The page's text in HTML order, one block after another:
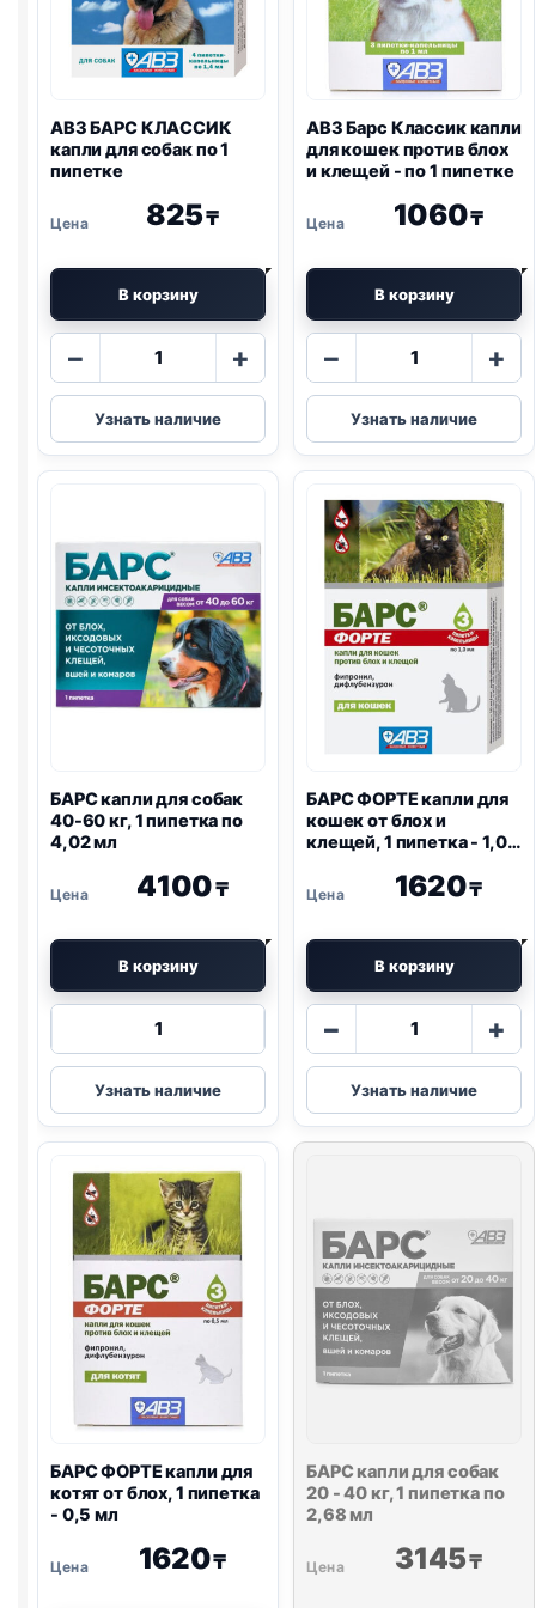
мл
АВЗ БАРС КЛАССИК
капли для собак по 1
пипетке
825₸
В корзину
−
Количество
АВЗ
БАРС
КЛАССИК
собак
по
1
пипетке
+
Узнать наличие
АВЗ Барс Классик капли
для кошек против блох
и клещей - по 1 пипетке
1060₸
В корзину
−
Количество
АВЗ
Барс
Классик
для
кошек
против
блох
и
клещей
1
пипетке
+
Узнать наличие
БАРС капли для собак
40-60 кг, 1 пипетка по
4,02 мл
4100₸
В корзину
Количество
БАРС
капли
для
40-
60
кг,
1
пипетка
по
Узнать наличие
БАРС ФОРТЕ капли для
кошек от блох и
клещей, 1 пипетка - 1,0
1620₸
В корзину
−
Количество
БАРС
ФОРТЕ
капли
блох
и
клещей,
пипетка
+
Узнать наличие
БАРС ФОРТЕ капли для
котят от блох, 1 пипетка
- 0,5 мл
1620₸
БАРС капли для собак
20 - 40 кг, 1 пипетка по
2,68 мл
3145₸